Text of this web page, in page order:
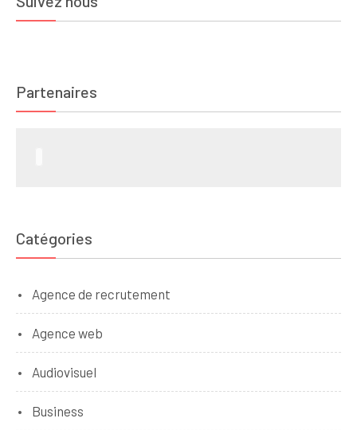
Partenaires
Catégories
Agence de recrutement
Agence web
Audiovisuel
Business